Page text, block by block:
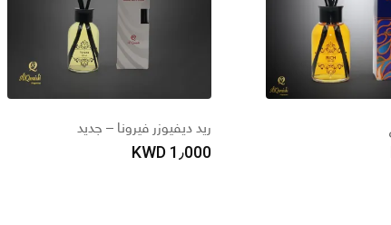
ريد ديفيوزر فيرونا – جديد
1٫000 KWD